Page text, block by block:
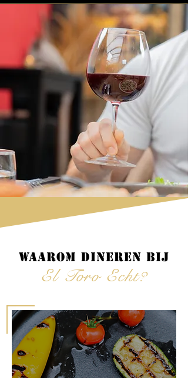
Waarom dineren bij
El Toro Echt?